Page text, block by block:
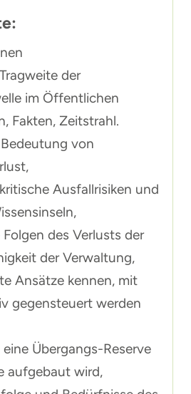
der
im Öffentlichen
Fakten, Zeitstrahl.
von
Ausfallrisiken und
des Verlusts der
der Verwaltung,
Ansätze kennen, mit
gegensteuert werden
Übergangs-Reserve
aufgebaut wird,